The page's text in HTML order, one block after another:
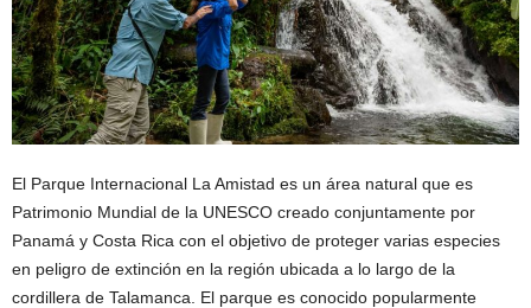
El Parque Internacional La Amistad es un área natural que es
Patrimonio Mundial de la UNESCO creado conjuntamente por
Panamá y Costa Rica con el objetivo de proteger varias especies
en peligro de extinción en la región ubicada a lo largo de la
cordillera de Talamanca. El parque es conocido popularmente